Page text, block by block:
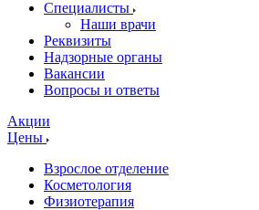
Специалисты
Наши врачи
Реквизиты
Надзорные органы
Вакансии
Вопросы и ответы
Акции
Цены
Взрослое отделение
Косметология
Физиотерапия